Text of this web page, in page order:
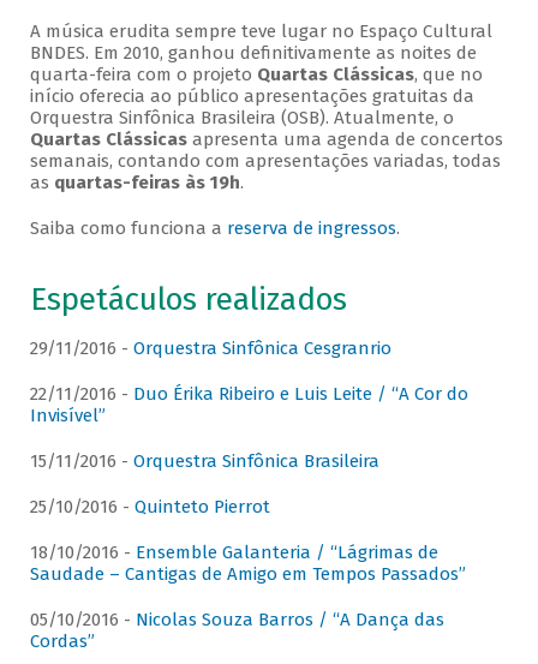
A música erudita sempre teve lugar no Espaço Cultural
BNDES. Em 2010, ganhou definitivamente as noites de
quarta-feira com o projeto Quartas Clássicas, que no
início oferecia ao público apresentações gratuitas da
Orquestra Sinfônica Brasileira (OSB). Atualmente, o
Quartas Clássicasapresenta uma agenda de concertos
semanais, contando com apresentações variadas, todas
as quartas-feiras às 19h.
Saiba como funciona a reserva de ingressos.
Espetáculos realizados
29/11/2016 - Orquestra Sinfônica Cesgranrio
22/11/2016 - Duo Érika Ribeiro e Luis Leite / “A Cor do
Invisível”
15/11/2016 - Orquestra Sinfônica Brasileira
25/10/2016 - Quinteto Pierrot
18/10/2016 - Ensemble Galanteria / “Lágrimas de
Saudade – Cantigas de Amigo em Tempos Passados”
05/10/2016 - Nicolas Souza Barros / “A Dança das
Cordas”